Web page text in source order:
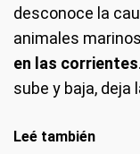
desconoce la
animales
en las corrientes
sube y baja, deja
Leé también